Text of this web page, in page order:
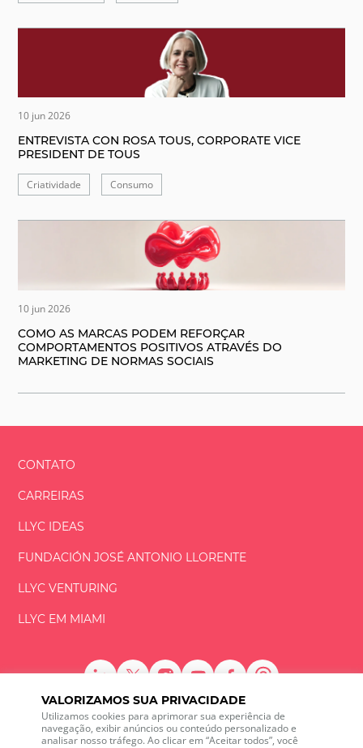
VALORIZAMOS SUA PRIVACIDADE
Utilizamos cookies para aprimorar sua experiência de
navegação, exibir anúncios ou conteúdo personalizado e
analisar nosso tráfego. Ao clicar em “Aceitar todos”, você
10 jun 2026
ENTREVISTA CON ROSA TOUS, CORPORATE VICE
PRESIDENT DE TOUS
Criatividade Consumo
10 jun 2026
COMO AS MARCAS PODEM REFORÇAR
COMPORTAMENTOS POSITIVOS ATRAVÉS DO
MARKETING DE NORMAS SOCIAIS
CONTATO
CARREIRAS
LLYC IDEAS
FUNDACIÓNJOSÉ ANTONIO LLORENTE
LLYC VENTURING
LLYC EM MIAMI
LLYC © 2026 Todos os direitos reservados
ES BR